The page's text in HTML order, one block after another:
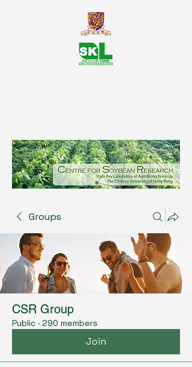
Groups
CSR Group
Public · 290 members
Join